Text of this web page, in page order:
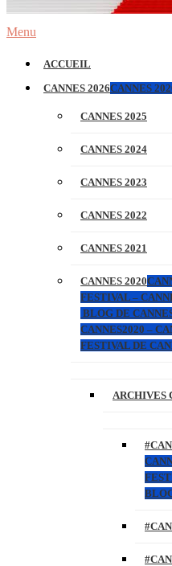
Menu
ACCUEIL
CANNES 2026CANNES
CANNES 2025
CANNES 2024
CANNES 2023
CANNES 2022
CANNES 2021
CANNES 2020
FESTIVAL –
BLOG DE
CANNES2020 –
FESTIVAL DE
ARCHIVES